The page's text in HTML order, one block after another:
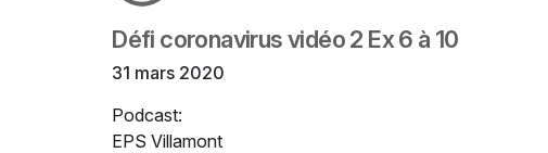
Défi coronavirus vidéo 2 Ex 6 à 10
31 mars 2020
Podcast:
EPS Villamont